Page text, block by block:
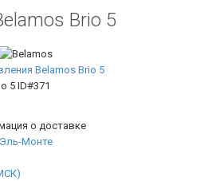
Brio 5
5 ID#371
о доставке
Эль-Монте